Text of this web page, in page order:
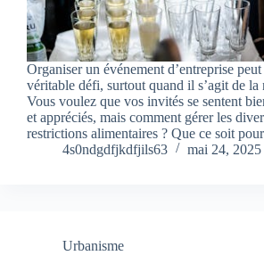
Organiser un événement d’entreprise peut
véritable défi, surtout quand il s’agit de la
Vous voulez que vos invités se sentent
et appréciés, mais comment gérer les
restrictions alimentaires ? Que ce soit
4s0ndgdfjkdfjils63
mai 24, 2025
Urbanisme